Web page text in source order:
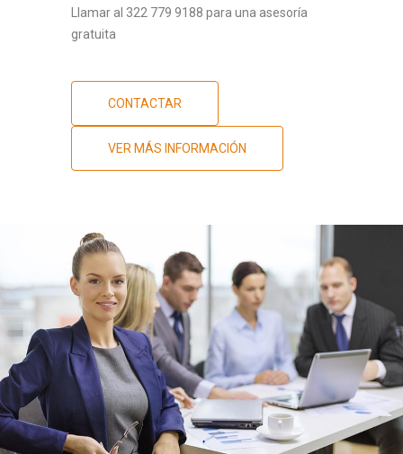
Llamar al 322 779 9188 para una asesoría
gratuita
CONTACTAR
VER MÁS INFORMACIÓN